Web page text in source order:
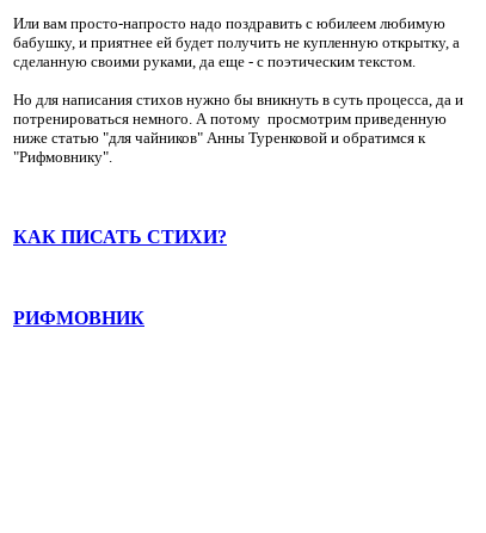
Или вам просто-напросто надо поздравить с юбилеем любимую
бабушку, и приятнее ей будет получить не купленную открытку, а
сделанную своими руками, да еще - с поэтическим текстом.
Но для написания стихов нужно бы вникнуть в суть процесса, да и
потренироваться немного. А потому просмотрим приведенную
ниже статью "для чайников" Анны Туренковой и обратимся к
"Рифмовнику".
КАК ПИСАТЬ СТИХИ?
РИФМОВНИК